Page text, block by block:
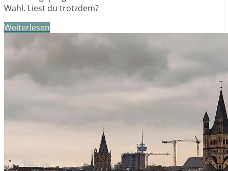
Wahl. Liest du trotzdem?
Weiterlesen